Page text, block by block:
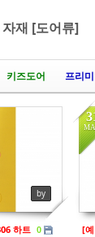
재 [도어류]
키즈도어 프리
by
하트 0 [